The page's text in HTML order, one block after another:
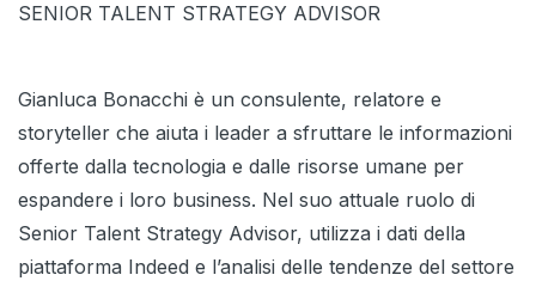
SENIOR TALENT STRATEGY ADVISOR
Gianluca Bonacchi è un consulente, relatore e
storyteller che aiuta i leader a sfruttare le informazioni
offerte dalla tecnologia e dalle risorse umane per
espandere i loro business. Nel suo attuale ruolo di
Senior Talent Strategy Advisor, utilizza i dati della
piattaforma Indeed e l’analisi delle tendenze del settore